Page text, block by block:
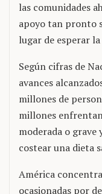
las comunidades
apoyo tan pronto
lugar de esperar
Según cifras de
avances
millones de
millones
moderada o grave
costear una dieta
América
ocasionadas por